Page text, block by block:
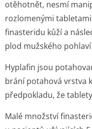
otěhotnět, nesmí
rozlomenými
finasteridu kůží a
plod mužského
Hyplafin jsou
brání potahová vrstva
předpokladu, že
Malé množství